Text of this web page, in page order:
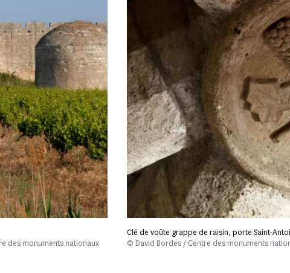
des monuments nationaux
Clé de voûte grappe de raisin, porte Saint-
© David Bordes / Centre des monuments